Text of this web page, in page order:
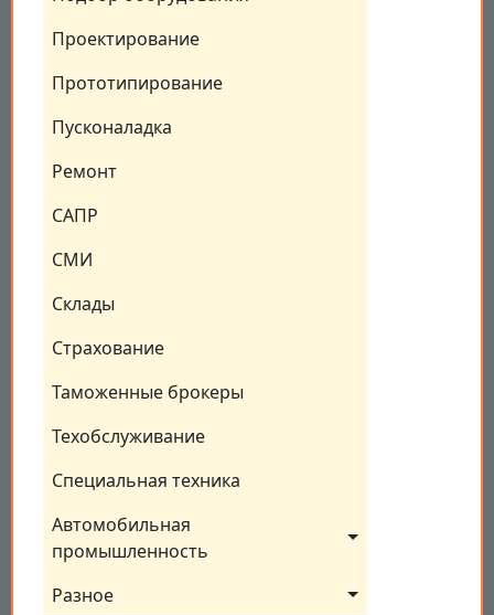
Проектирование
Прототипирование
Пусконаладка
Ремонт
САПР
СМИ
Склады
Страхование
Таможенные брокеры
Техобслуживание
Специальная техника
Автомобильная
промышленность
Разное